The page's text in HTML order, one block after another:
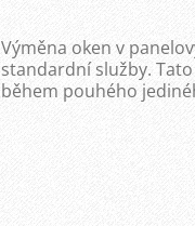
Výměna oken v
standardní služby.
během pouhého